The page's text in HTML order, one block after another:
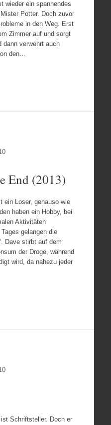
wieder ein spannendes
Potter. Doch zuvor
in den Weg. Erst
Zimmer auf und sorgt
dann verwehrt auch
den…
End (2013)
ein Loser, genauso wie
haben ein Hobby, bei
Aktivitäten
gelangen die
Dave stirbt auf dem
der Droge, während
wird, da nahezu jeder
Schriftsteller. Doch er